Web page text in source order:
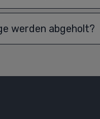
werden abgeholt?